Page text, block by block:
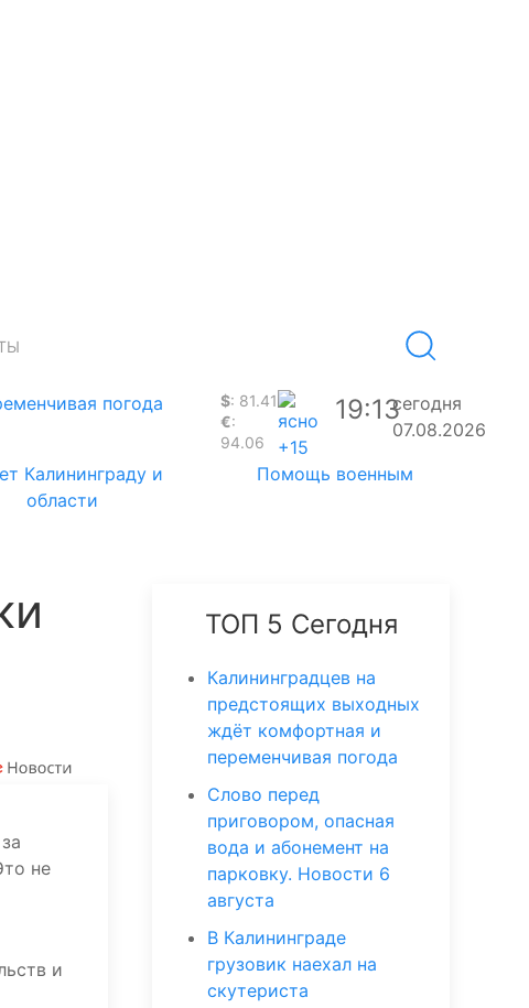
погода $: 81.41
€:
94.06
+15
19:13сегодня
07.08.2026
Калининграду и
области
Помощь военным
не
и
ТОП 5 Сегодня
Калининградцев на
предстоящих выходных
ждёт комфортная и
переменчивая погода
Слово перед
приговором, опасная
вода и абонемент на
парковку. Новости 6
августа
В Калининграде
грузовик наехал на
скутериста